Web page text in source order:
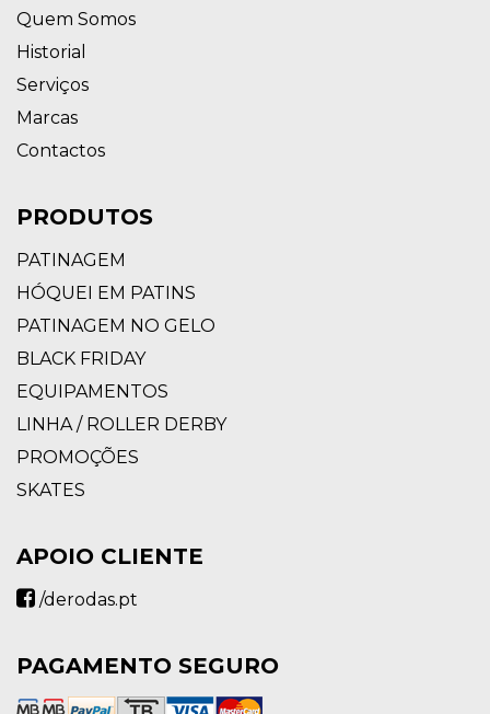
Quem Somos
Historial
Serviços
Marcas
Contactos
PRODUTOS
PATINAGEM
HÓQUEI EM PATINS
PATINAGEM NO GELO
BLACK FRIDAY
EQUIPAMENTOS
LINHA / ROLLER DERBY
PROMOÇÕES
SKATES
APOIO CLIENTE
/derodas.pt
PAGAMENTO SEGURO